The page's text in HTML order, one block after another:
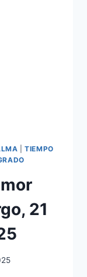
|TIEMPO
21